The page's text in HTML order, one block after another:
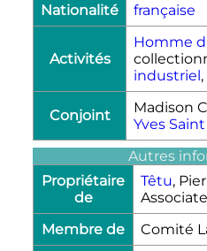
Nationalité française
Activités
Homme
industriel,
Conjoint
Madison
Yves
Autres
Propriétaire
de
Têtu,
Membre de Comité